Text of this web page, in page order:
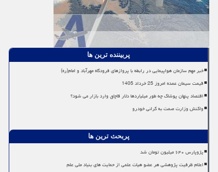
پربیننده ترین ها
خبر مهم سازمان هواپیمایی در رابطه با پروازهای فرودگاه مهرآباد و امام(ره)
قیمت سیمان عمده امروز 25 خرداد 1405
اقتصاد پنهان پوشاک چه طور میلیاردها دلار قاچاق وارد بازار می شود؟
واکنش وزارت صمت به گرانی خودرو
پربحث ترین ها
پژوپارس ۶۴۰ میلیون تومان شد
اعلام ظرفیت پژوهشی هر عضو هیات علمی از حمایت های بنیاد ملی علم